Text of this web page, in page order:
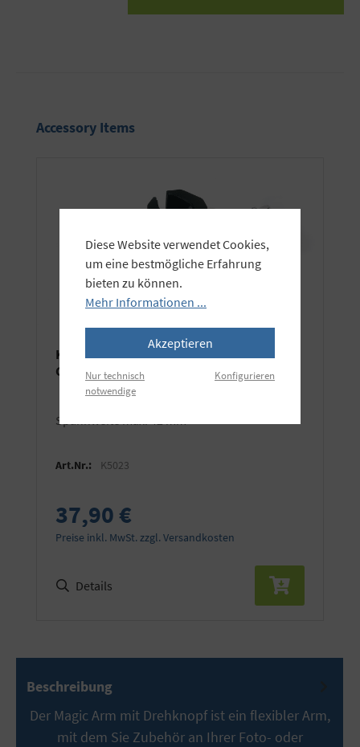
Produktgalerie überspringen
Accessory Items
KAISER Universal-Klemme inkl.
Gewindeadapterzapfen
Art.Nr.: K5023
37,90 €
Preise inkl. MwSt. zzgl. Versandkosten
Details
Beschreibung
Der Magic Arm mit Drehknopf ist ein flexibler Arm,
mit dem Sie Zubehör an Ihrer Foto- oder
Diese Website verwendet Cookies,
um eine bestmögliche Erfahrung
bieten zu können.
Mehr Informationen ...
Akzeptieren
Nur technisch
notwendige
Konfigurieren